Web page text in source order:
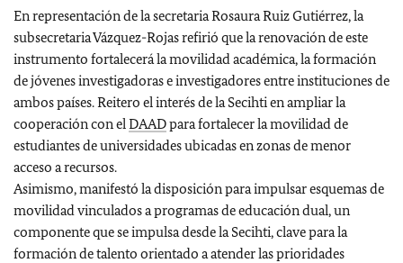
En representación de la secretaria Rosaura Ruiz Gutiérrez, la
subsecretaria Vázquez-Rojas refirió que la renovación de este
instrumento fortalecerá la movilidad académica, la formación
de jóvenes investigadoras e investigadores entre instituciones de
ambos países. Reitero el interés de la Secihti en ampliar la
cooperación con elDAADpara fortalecer la movilidad de
estudiantes de universidades ubicadas en zonas de menor
acceso a recursos.
Asimismo, manifestó la disposición para impulsar esquemas de
movilidad vinculados a programas de educación dual, un
componente que se impulsa desde la Secihti, clave para la
formación de talento orientado a atender las prioridades